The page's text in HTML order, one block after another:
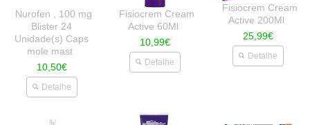
Nurofen , 100 mg
Blister 24
Unidade(s) Caps
mole mast
10,50€
Detalhe
Fisiocrem Cream
Active 60Ml
10,99€
Detalhe
Fisiocrem Cream
Active 200Ml
25,99€
Detalhe